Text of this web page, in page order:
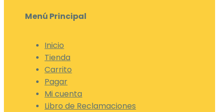
Menú Principal
Inicio
Tienda
Carrito
Pagar
Mi cuenta
Libro de Reclamaciones